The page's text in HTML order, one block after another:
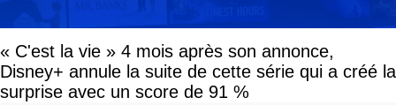
« C'est la vie » 4 mois après son annonce,
Disney+ annule la suite de cette série qui a créé la
surprise avec un score de 91 %